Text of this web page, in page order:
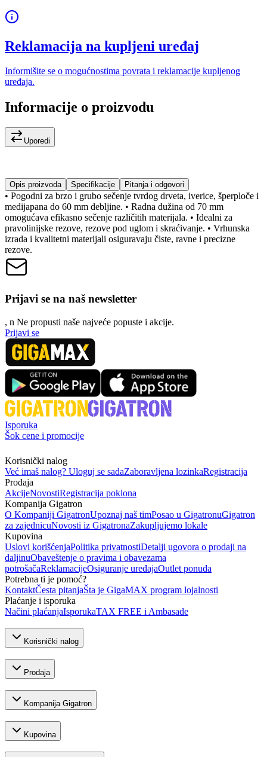
Reklamacija na kupljeni uređaj
Informišite se o mogućnostima povrata i reklamacije kupljenog
uređaja.
Informacije o proizvodu
Uporedi
Opis proizvoda Specifikacije Pitanja i odgovori
• Pogodni za brzo i grubo sečenje tvrdog drveta, iverice, šperploče i
medijapana do 60 mm debljine. • Radna dužina od 70 mm
omogućava efikasno sečenje različitih materijala. • Idealni za
pravolinijske rezove, rezove pod uglom i skraćivanje. • Vrhunska
izrada i kvalitetni materijali osiguravaju čiste, ravne i precizne
rezove.
Prijavi se na naš newsletter
, n Ne propusti naše najveće popuste i akcije.
Prijavi se
Isporuka
Šok cene i promocije
Korisnički nalog
Već imaš nalog? Uloguj se sadaZaboravljena lozinkaRegistracija
Prodaja
AkcijeNovostiRegistracija poklona
Kompanija Gigatron
O Kompaniji GigatronUpoznaj naš timPosao u GigatronuGigatron
za zajednicuNovosti iz GigatronaZakupljujemo lokale
Kupovina
Uslovi korišćenjaPolitika privatnostiDetalji ugovora o prodaji na
daljinuObaveštenje o pravima i obavezama
potrošačaReklamacijeOsiguranje uređajaOutlet ponuda
Potrebna ti je pomoć?
KontaktČesta pitanjaŠta je GigaMAX program lojalnosti
Plaćanje i isporuka
Načini plaćanjaIsporukaTAX FREE i Ambasade
Korisnički nalog
Prodaja
Kompanija Gigatron
Kupovina